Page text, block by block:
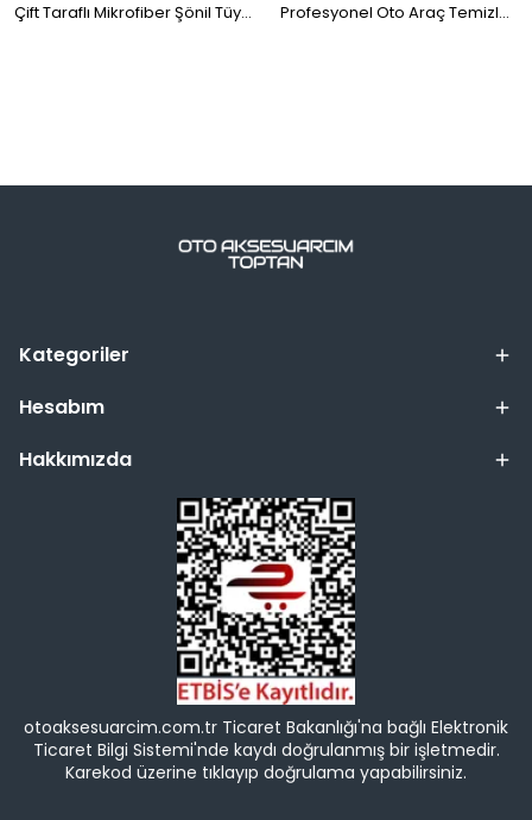
Çift Taraflı Mikrofiber Şönil Tüylü 5 Parmaklı Araba Oto Yıkama Temizlik Eldiveni Yeşil Beyaz Profesyonel Oto Araç Temizleme Seti Mikrofiber Oto Yıkama Bakım Kiti Gri 9 Parça
Kategoriler
Hesabım
Hakkımızda
otoaksesuarcim.com.tr Ticaret Bakanlığı'na bağlı Elektronik
Ticaret Bilgi Sistemi'nde kaydı doğrulanmış bir işletmedir.
Karekod üzerine tıklayıp doğrulama yapabilirsiniz.